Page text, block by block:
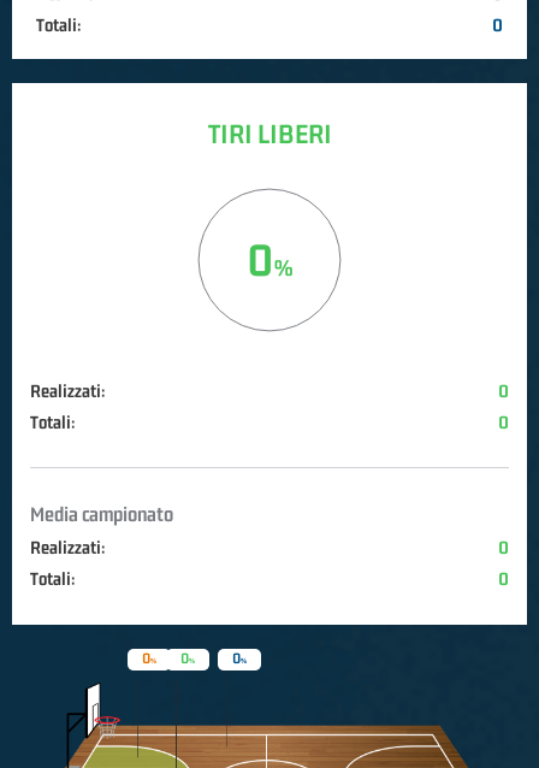
Totali:
0
TIRI LIBERI
0
Realizzati:
0
Totali:
0
Media campionato
Realizzati:
0
Totali:
0
0
0 0